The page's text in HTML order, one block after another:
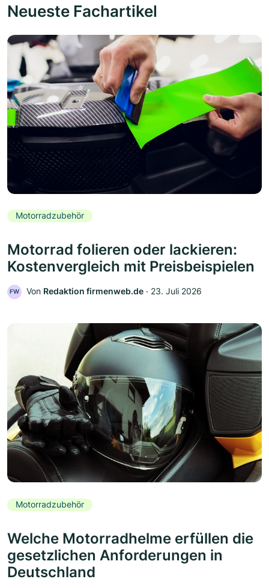
Neueste Fachartikel
Motorradzubehör
Motorrad folieren oder lackieren:
Kostenvergleich mit Preisbeispielen
FW Von Redaktion firmenweb.de ‧ 23. Juli 2026
Motorradzubehör
Welche Motorradhelme erfüllen die
gesetzlichen Anforderungen in
Deutschland